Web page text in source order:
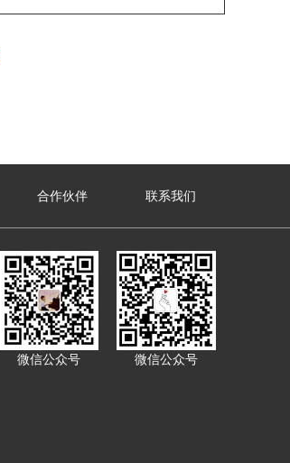
合作伙伴 联系我们
微信公众号
微信公众号